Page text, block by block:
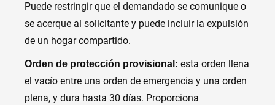
Puede restringir que el demandado se comunique o
se acerque al solicitante y puede incluir la expulsión
de un hogar compartido.
Orden de protección provisional: esta orden llena
el vacío entre una orden de emergencia y una orden
plena, y dura hasta 30 días. Proporciona